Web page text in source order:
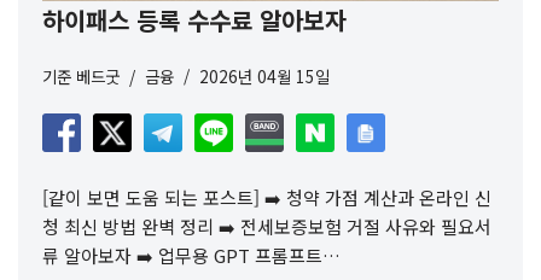
하이패스 등록 수수료 알아보자
기준 베드굿 금융 2026년 04월 15일
[같이 보면 도움 되는 포스트] ➡️ 청약 가점 계산과 온라인 신
청 최신 방법 완벽 정리 ➡️ 전세보증보험 거절 사유와 필요서
류 알아보자 ➡️ 업무용 GPT 프롬프트…